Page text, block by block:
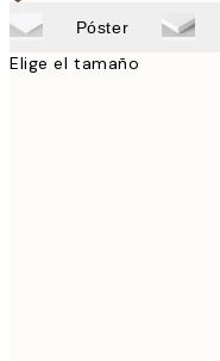
Póster
Elige el tamaño